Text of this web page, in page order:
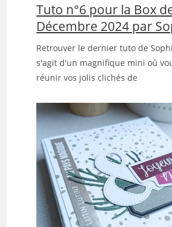
Tuto n°6 pour la Box
Décembre 2024 par
Retrouver le dernier tuto de
s'agit d'un magnifique mini oû
réunir vos jolis clichés de